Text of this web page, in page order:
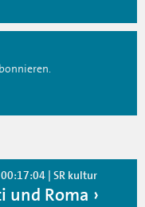
| SR kultur
und Roma